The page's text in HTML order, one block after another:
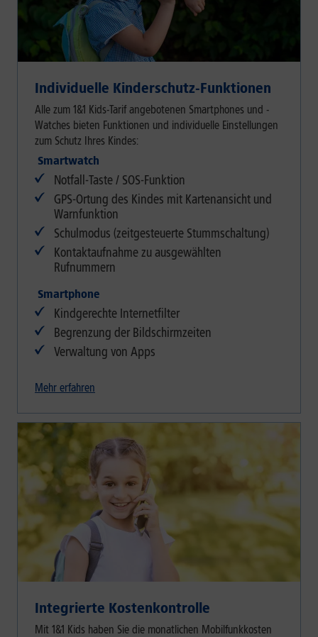
Individuelle Kinderschutz-Funktionen
Alle zum 1&1 Kids-Tarif angebotenen Smartphones und -
Watches bieten Funktionen und individuelle Einstellungen
zum Schutz Ihres Kindes:
Smartwatch
Notfall-Taste / SOS-Funktion
GPS-Ortung des Kindes mit Kartenansicht und
Warnfunktion
Schulmodus (zeitgesteuerte Stummschaltung)
Kontaktaufnahme zu ausgewählten
Rufnummern
Smartphone
Kindgerechte Internetfilter
Begrenzung der Bildschirmzeiten
Verwaltung von Apps
Mehr erfahren
Integrierte Kostenkontrolle
Mit 1&1 Kids haben Sie die monatlichen Mobilfunkkosten